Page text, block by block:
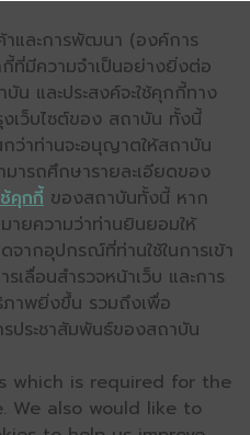
าและการพัฒนา (องค์การ
ที่มีความจำเป็นอย่างยิ่งต่อ
น และประสงค์จะใช้คุกกี้ทาง
งเว็บไซต์ของ สถาบัน ทั้งนี้
ว่าท่านจะอนุญาตให้สถาบัน
ารถศึกษารายละเอียดของ
คุกกี้ ของสถาบันทั้งนี้ หาก
ยความว่าท่านยินยอมให้
ากอุปกรณ์ที่ท่านใช้ในการเข้า
เลื่อนสำรวจหน้าเว็บ และการ
ธิภาพยิ่งขึ้น รวมถึงเพื่อ
ประชาสัมพันธ์ของสถาบัน
which is required for the
We also would like to